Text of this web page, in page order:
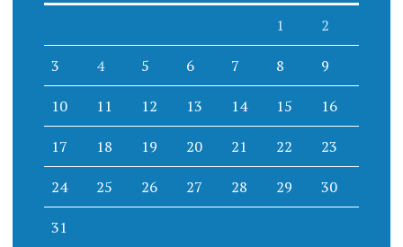
1 2
3 4 5 6 7 8 9
10 11 12 13 14 15 16
17 18 19 20 21 22 23
24 25 26 27 28 29 30
31